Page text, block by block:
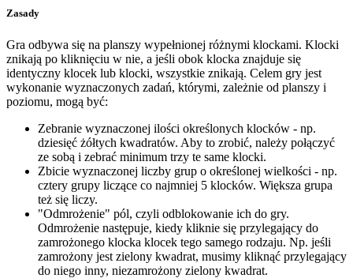
Zasady
Gra odbywa się na planszy wypełnionej różnymi klockami. Klocki
znikają po kliknięciu w nie, a jeśli obok klocka znajduje się
identyczny klocek lub klocki, wszystkie znikają. Celem gry jest
wykonanie wyznaczonych zadań, którymi, zależnie od planszy i
poziomu, mogą być:
Zebranie wyznaczonej ilości określonych klocków - np.
dziesięć żółtych kwadratów. Aby to zrobić, należy połączyć
ze sobą i zebrać minimum trzy te same klocki.
Zbicie wyznaczonej liczby grup o określonej wielkości - np.
cztery grupy liczące co najmniej 5 klocków. Większa grupa
też się liczy.
"Odmrożenie" pól, czyli odblokowanie ich do gry.
Odmrożenie następuje, kiedy kliknie się przylegający do
zamrożonego klocka klocek tego samego rodzaju. Np. jeśli
zamrożony jest zielony kwadrat, musimy kliknąć przylegający
do niego inny, niezamrożony zielony kwadrat.